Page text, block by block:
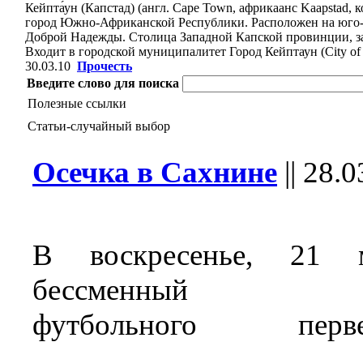
Кейпта́ун (Капстад) (англ. Cape Town, африкаанс
город Южно-Африканской Республики. Расположен на
Доброй Надежды. Столица Западной Капской провинции,
Входит в городской муниципалитет Город Кейптаун (City
30.03.10 Прочесть
Введите слово для поиска
Полезные ссылки
Статьи-случайный выбор
Осечка в Сахнине ||
В воскресенье, 21
бессменный
футбольного